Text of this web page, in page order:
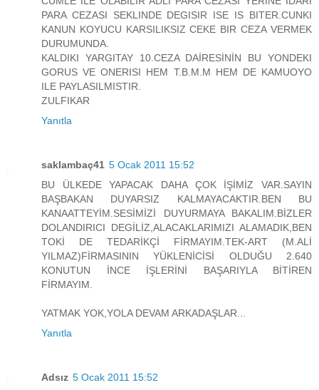
PARA CEZASI SEKLINDE DEGISIR ISE IS BITER.CUNKI
KANUN KOYUCU KARSILIKSIZ CEKE BIR CEZA VERMEK
DURUMUNDA.
KALDIKI YARGITAY 10.CEZA DAİRESİNİN BU YONDEKI
GORUS VE ONERISI HEM T.B.M.M HEM DE KAMUOYO
ILE PAYLASILMISTIR.
ZULFIKAR
Yanıtla
saklambaç41 5 Ocak 2011 15:52
BU ÜLKEDE YAPACAK DAHA ÇOK İŞİMİZ VAR.SAYIN
BAŞBAKAN DUYARSIZ KALMAYACAKTIR.BEN BU
KANAATTEYİM.SESİMİZİ DUYURMAYA BAKALIM.BİZLER
DOLANDIRICI DEGİLİZ,ALACAKLARIMIZI ALAMADIK,BEN
TOKİ DE TEDARİKÇİ FİRMAYIM.TEK-ART (M.ALİ
YILMAZ)FİRMASININ YÜKLENİCİSİ OLDUĞU 2.640
KONUTUN İNCE İŞLERİNİ BAŞARIYLA BİTİREN
FİRMAYIM.
YATMAK YOK,YOLA DEVAM ARKADAŞLAR...
Yanıtla
Adsız 5 Ocak 2011 15:52